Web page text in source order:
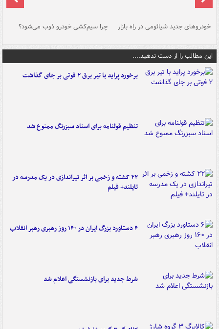
خودروهای جدید شیائومی در راه بازار چرا سیم‌کشی خودرو ذوب می‌شود؟
این مطالب را از دست ندهید....
برخورد پراید با تیر برق ۲ فوتی بر جای گذاشت
تنظیم قولنامه برای اسناد سبزرنگ ممنوع شد
۲۲ کشته و زخمی بر اثر تیراندازی در یک مدرسه در
تایلند+ فیلم
۶ دستاورد بزرگ ایران در ۱۶۰ روز رهبری رهبر انقلاب
شرط جدید برای بازنشستگی اعلام شد